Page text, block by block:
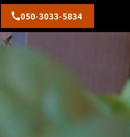
050-3033-5834